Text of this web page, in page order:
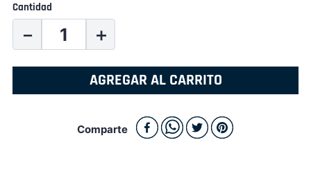
Cantidad
＋
－
AGREGAR AL CARRITO
Comparte